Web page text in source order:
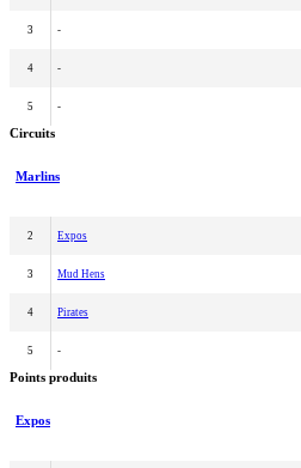
3 -
4 -
5 -
Circuits
Marlins
2 Expos
3 Mud Hens
4 Pirates
5 -
Points produits
Expos